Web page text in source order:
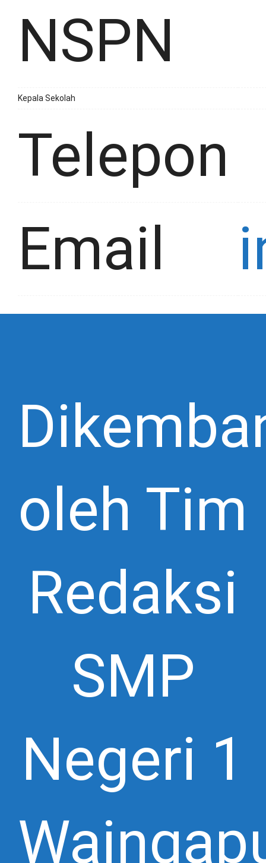
NSPN
Kepala Sekolah
Telepon
Email
oleh Tim
Redaksi
SMP
Negeri 1